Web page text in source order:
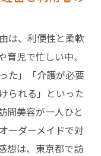
選定基準
ツ
確認ポイント
る料金の比較法
頼するコツ
安心の選択を
は、利便性と柔軟
児で忙しい中、
た」「介護が必要
られる」といった
問美容が一人ひと
ーダーメイドで対
想は、東京都で訪